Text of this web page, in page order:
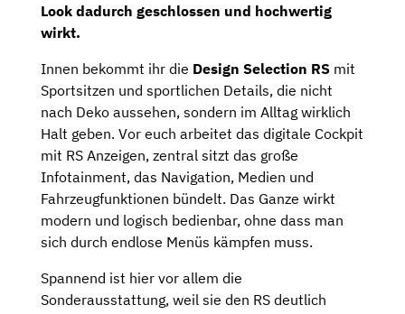
Look dadurch geschlossen und hochwertig
wirkt.
Innen bekommt ihr die Design Selection RS mit
Sportsitzen und sportlichen Details, die nicht
nach Deko aussehen, sondern im Alltag wirklich
Halt geben. Vor euch arbeitet das digitale Cockpit
mit RS Anzeigen, zentral sitzt das große
Infotainment, das Navigation, Medien und
Fahrzeugfunktionen bündelt. Das Ganze wirkt
modern und logisch bedienbar, ohne dass man
sich durch endlose Menüs kämpfen muss.
Spannend ist hier vor allem die
Sonderausstattung, weil sie den RS deutlich